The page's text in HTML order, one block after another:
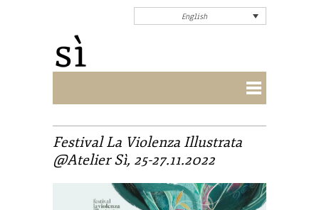
English
Festival La Violenza Illustrata
@Atelier Sì, 25-27.11.2022